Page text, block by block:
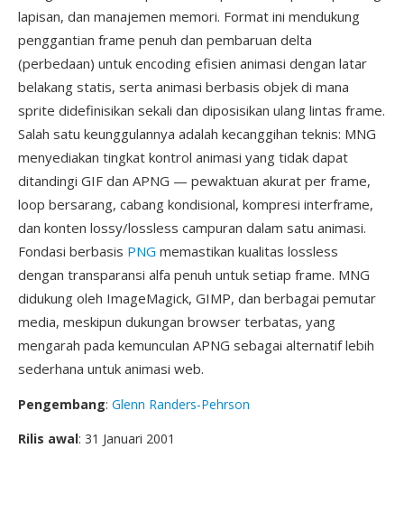
lapisan, dan manajemen memori. Format ini mendukung
penggantian frame penuh dan pembaruan delta
(perbedaan) untuk encoding efisien animasi dengan latar
belakang statis, serta animasi berbasis objek di mana
sprite didefinisikan sekali dan diposisikan ulang lintas frame.
Salah satu keunggulannya adalah kecanggihan teknis: MNG
menyediakan tingkat kontrol animasi yang tidak dapat
ditandingi GIF dan APNG — pewaktuan akurat per frame,
loop bersarang, cabang kondisional, kompresi interframe,
dan konten lossy/lossless campuran dalam satu animasi.
Fondasi berbasis PNG memastikan kualitas lossless
dengan transparansi alfa penuh untuk setiap frame. MNG
didukung oleh ImageMagick, GIMP, dan berbagai pemutar
media, meskipun dukungan browser terbatas, yang
mengarah pada kemunculan APNG sebagai alternatif lebih
sederhana untuk animasi web.
Pengembang: Glenn Randers-Pehrson
Rilis awal: 31 Januari 2001